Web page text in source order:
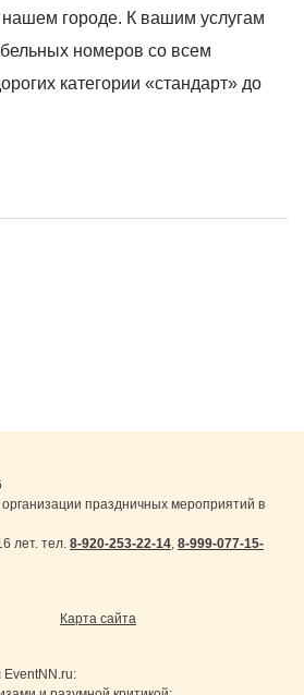
городе. К вашим услугам
номеров со всем
категории «стандарт» до
праздничных мероприятий в
лет. тел. 8-920-253-22-14, 8-999-077-15-
Карта сайта
EventNN.ru: